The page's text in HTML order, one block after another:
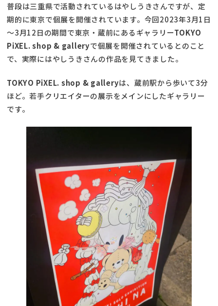
普段は三重県で活動されているはやしうきさんですが、定
期的に東京で個展を開催されています。今回2023年3月1日
～3月12日の期間で東京・蔵前にあるギャラリーTOKYO
PiXEL. shop & galleryで個展を開催されているとのこと
で、実際にはやしうきさんの作品を見てきました。
TOKYO PiXEL. shop & galleryは、蔵前駅から歩いて3分
ほど。若手クリエイターの展示をメインにしたギャラリー
です。